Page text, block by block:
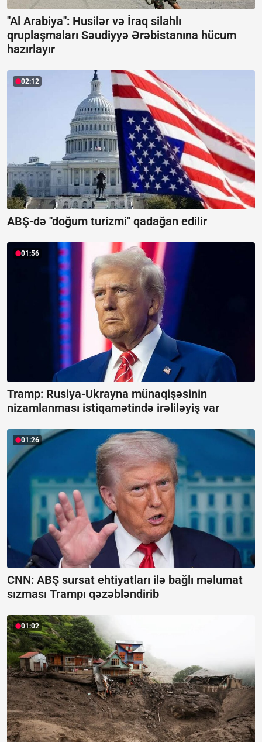
"Al Arabiya": Husilər və İraq silahlı
qruplaşmaları Səudiyyə Ərəbistanına hücum
hazırlayır
02:12
ABŞ-də "doğum turizmi" qadağan edilir
01:56
Tramp: Rusiya-Ukrayna münaqişəsinin
nizamlanması istiqamətində irəliləyiş var
01:26
CNN: ABŞ sursat ehtiyatları ilə bağlı məlumat
sızması Trampı qəzəbləndirib
01:02